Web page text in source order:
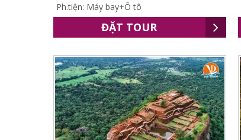
Ph.tiện: Máy bay+Ô tô
ĐẶT TOUR